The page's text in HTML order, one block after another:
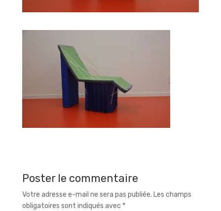
Poster le commentaire
Votre adresse e-mail ne sera pas publiée. Les champs
obligatoires sont indiqués avec *